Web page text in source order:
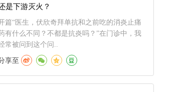
是下游灭火？
篇“医生，伏欣奇拜单抗和之前吃的消炎止痛
有什么不同？不都是抗炎吗？”在门诊中，我
常被问到这个问..
享至